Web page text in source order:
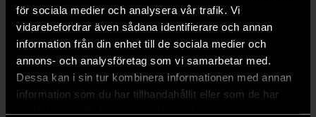
för sociala medier och analysera vår trafik. Vi
vidarebefordrar även sådana identifierare och annan
information från din enhet till de sociala medier och
annons- och analysföretag som vi samarbetar med.
Dessa kan i sin tur kombinera informationen med annan
information som du har tillhandahållit eller som de har
XXL (54) Nytt skick
399 kr
Mycket gott skick
399 kr